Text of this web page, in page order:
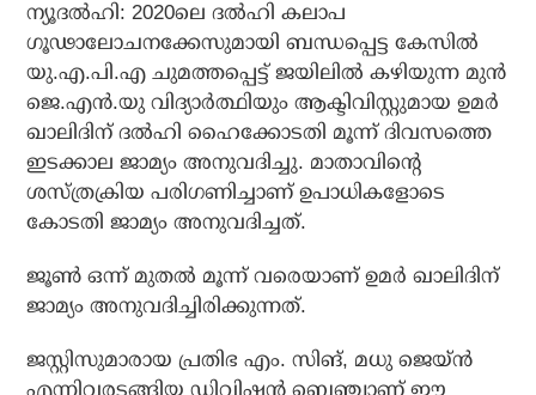
ന്യൂദല്‍ഹി: 2020ലെ ദല്‍ഹി കലാപ
ഗൂഢാലോചനക്കേസുമായി ബന്ധപ്പെട്ട കേസില്‍
യു.എ.പി.എ ചുമത്തപ്പെട്ട് ജയിലില്‍ കഴിയുന്ന മുന്‍
ജെ.എന്‍.യു വിദ്യാര്‍ത്ഥിയും ആക്ടിവിസ്റ്റുമായ ഉമര്‍
ഖാലിദിന് ദല്‍ഹി ഹൈക്കോടതി മൂന്ന് ദിവസത്തെ
ഇടക്കാല ജാമ്യം അനുവദിച്ചു. മാതാവിന്റെ
ശസ്ത്രക്രിയ പരിഗണിച്ചാണ് ഉപാധികളോടെ
കോടതി ജാമ്യം അനുവദിച്ചത്.
ജൂണ്‍ ഒന്ന് മുതല്‍ മൂന്ന് വരെയാണ് ഉമര്‍ ഖാലിദിന്
ജാമ്യം അനുവദിച്ചിരിക്കുന്നത്.
ജസ്റ്റിസുമാരായ പ്രതിഭ എം. സിങ്, മധു ജെയ്ന്‍
എന്നിവരടങ്ങിയ ഡിവിഷന്‍ ബെഞ്ചാണ് ഈ